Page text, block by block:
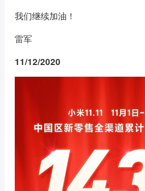
我们继续加油！
雷军
11/12/2020